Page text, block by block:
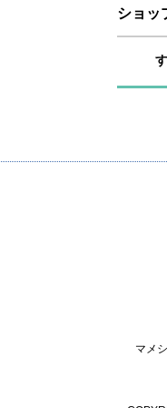
ショッ
マメ